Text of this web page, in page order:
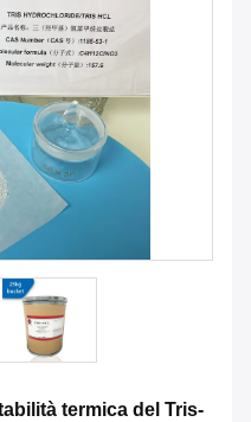
termica del Tris-